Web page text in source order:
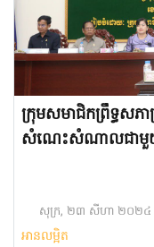
ក្រុមសមាជិកព្រឹទ្ធសភ
សំណេះសំណាលជាមួយអ
សុក្រ, ២៣ សីហា ២០២៤
អានលម្អិត